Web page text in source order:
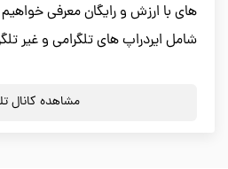
های با ارزش و رایگان معرفی خواهیم
شامل ایردراپ های تلگرامی و غیر
مشاهده کانال